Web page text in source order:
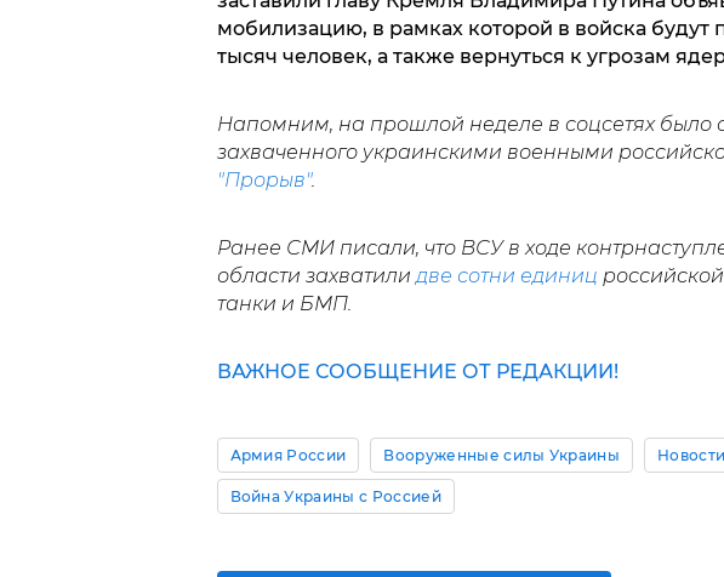
мобилизацию, в рамках которой в войска
тысяч человек, а также вернуться к угрозам
Напомним, на прошлой неделе в соцсетях было
захваченного украинскими военными
"Прорыв".
Ранее СМИ писали, что ВСУ в ходе
области захватилидве сотни единиц
танки и БМП.
ВАЖНОЕ СООБЩЕНИЕ ОТ РЕДАКЦИИ!
Армия России Вооруженные силы Украины
Война Украины с Россией